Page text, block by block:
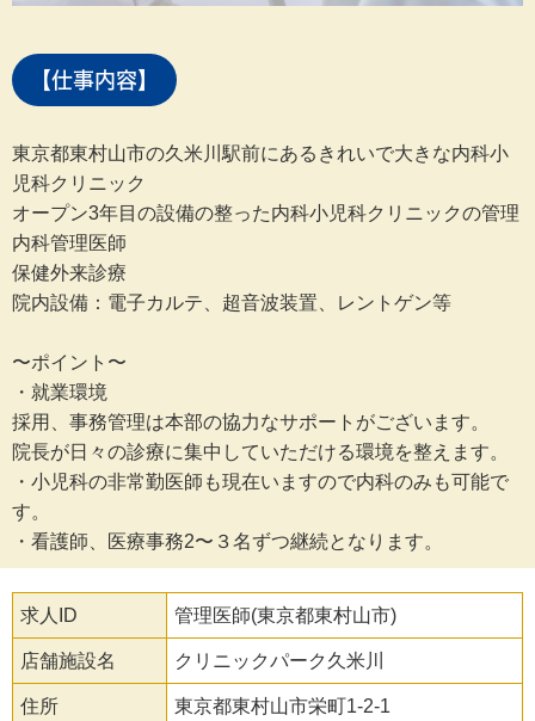
【仕事内容】
東京都東村山市の久米川駅前にあるきれいで大きな内科小
児科クリニック
オープン3年目の設備の整った内科小児科クリニックの管理
内科管理医師
保健外来診療
院内設備：電子カルテ、超音波装置、レントゲン等
〜ポイント〜
・就業環境
採用、事務管理は本部の協力なサポートがございます。
院長が日々の診療に集中していただける環境を整えます。
・小児科の非常勤医師も現在いますので内科のみも可能で
す。
・看護師、医療事務2〜３名ずつ継続となります。
求人ID 管理医師(東京都東村山市)
店舗施設名 クリニックパーク久米川
住所 東京都東村山市栄町1-2-1